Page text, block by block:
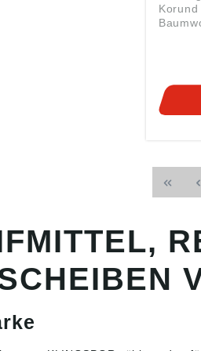
Korund
e •
Metall
ung